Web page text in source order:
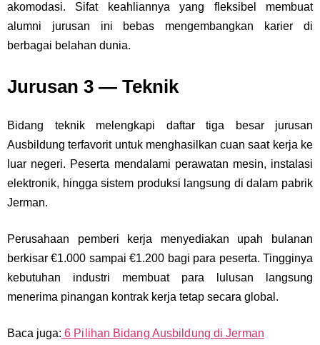
akomodasi. Sifat keahliannya yang fleksibel membuat
alumni jurusan ini bebas mengembangkan karier di
berbagai belahan dunia.
Jurusan 3 — Teknik
Bidang teknik melengkapi daftar tiga besar jurusan
Ausbildung terfavorit untuk menghasilkan cuan saat kerja ke
luar negeri. Peserta mendalami perawatan mesin, instalasi
elektronik, hingga sistem produksi langsung di dalam pabrik
Jerman.
Perusahaan pemberi kerja menyediakan upah bulanan
berkisar €1.000 sampai €1.200 bagi para peserta. Tingginya
kebutuhan industri membuat para lulusan langsung
menerima pinangan kontrak kerja tetap secara global.
Baca juga: 6 Pilihan Bidang Ausbildung di Jerman